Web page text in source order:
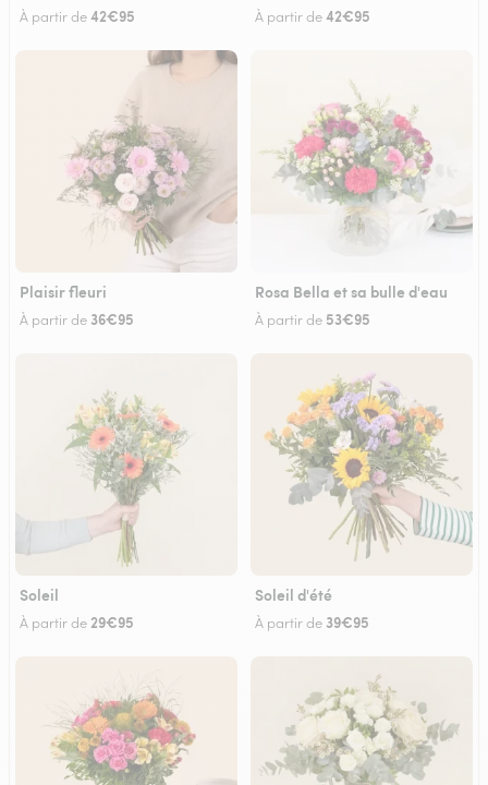
À partir de42€95 À partir de42€95
Plaisir fleuri
À partir de 36€95
Rosa Bella et sa bulle d'eau
À partir de 53€95
Soleil
À partir de29€95
Soleil d'été
À partir de 39€95